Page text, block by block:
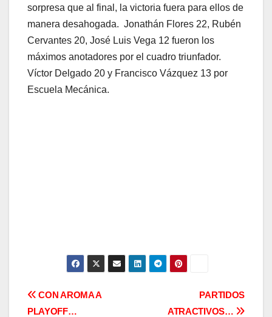
sorpresa que al final, la victoria fuera para ellos de
manera desahogada. Jonathán Flores 22, Rubén
Cervantes 20, José Luis Vega 12 fueron los
máximos anotadores por el cuadro triunfador.
Víctor Delgado 20 y Francisco Vázquez 13 por
Escuela Mecánica.
Navegación
PARTIDOS
ATRACTIVOS…
CON AROMA A
PLAYOFF…